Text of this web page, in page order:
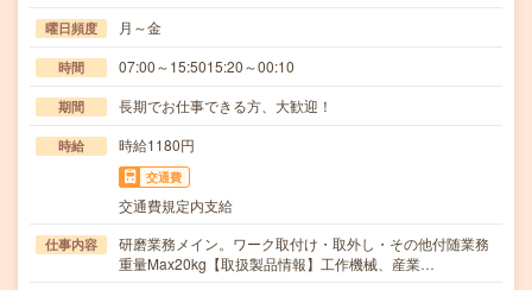
曜日頻度 月～金
時間 07:00～15:5015:20～00:10
期間 長期でお仕事できる方、大歓迎！
時給 時給1180円
交通費
交通費規定内支給
仕事内容
研磨業務メイン。ワーク取付け・取外し・その他付随業務
重量Max20kg【取扱製品情報】工作機械、産業…